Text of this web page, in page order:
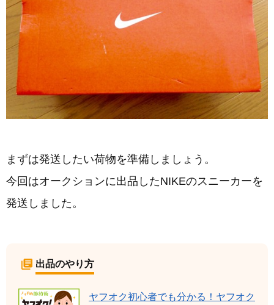
まずは発送したい荷物を準備しましょう。
今回はオークションに出品したNIKEのスニーカーを
発送しました。
出品のやり方
ヤフオク初心者でも分かる！ヤフオク